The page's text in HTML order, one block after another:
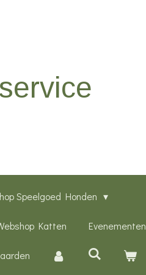
Speelgoed Honden
Katten Evenementen